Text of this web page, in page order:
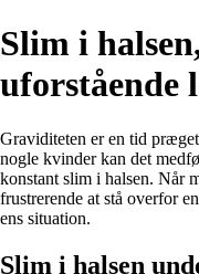
Slim i
uforstående
Graviditeten er en tid
nogle kvinder kan det
konstant slim i halsen. Når
frustrerende at stå overfor
ens situation.
Slim i halsen